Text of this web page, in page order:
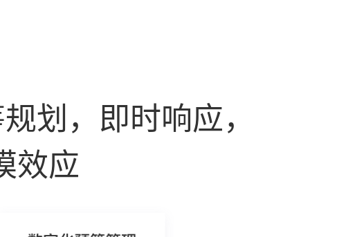
划，即时响应，
效应